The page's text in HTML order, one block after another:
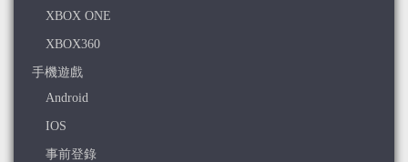
XBOX ONE
XBOX360
手機遊戲
Android
IOS
事前登錄